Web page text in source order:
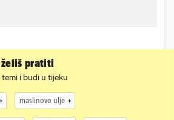
pratiti
i budi u tijeku
maslinovo ulje